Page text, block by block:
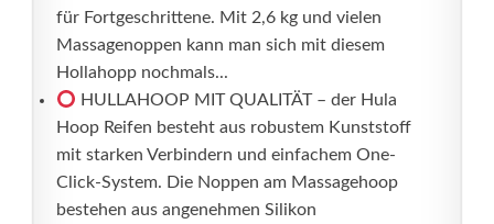
für Fortgeschrittene. Mit 2,6 kg und vielen
Massagenoppen kann man sich mit diesem
Hollahopp nochmals...
HULLAHOOP MIT QUALITÄT – der Hula
Hoop Reifen besteht aus robustem Kunststoff
mit starken Verbindern und einfachem One-
Click-System. Die Noppen am Massagehoop
bestehen aus angenehmen Silikon